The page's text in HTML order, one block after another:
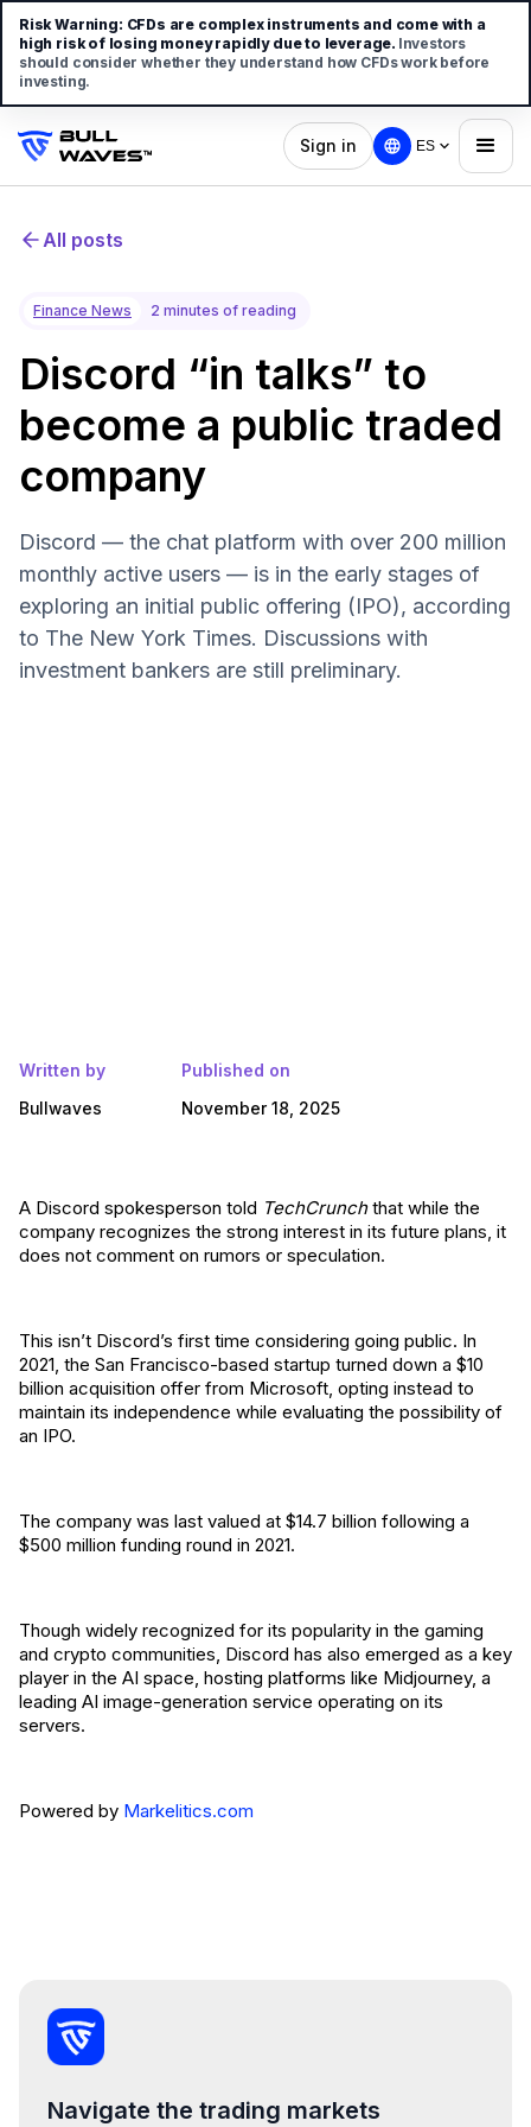
Sign in ES
All posts
Finance News 2 minutes of reading
Discord “in talks” to
become a public traded
company
Discord — the chat platform with over 200 million
monthly active users — is in the early stages of
exploring an initial public offering (IPO), according
to The New York Times. Discussions with
investment bankers are still preliminary.
Written by
Bullwaves
Published on
November 18, 2025
A Discord spokesperson told TechCrunchthat while the
company recognizes the strong interest in its future plans, it
does not comment on rumors or speculation.
This isn’t Discord’s first time considering going public. In
2021, the San Francisco-based startup turned down a $10
billion acquisition offer from Microsoft, opting instead to
maintain its independence while evaluating the possibility of
an IPO.
The company was last valued at $14.7 billion following a
$500 million funding round in 2021.
Though widely recognized for its popularity in the gaming
and crypto communities, Discord has also emerged as a key
player in the AI space, hosting platforms like Midjourney, a
leading AI image-generation service operating on its
servers.
Powered by Markelitics.com
Navigate the trading markets
Risk Warning: CFDs are complex instruments and come with a
high risk of losing money rapidly due to leverage. Investors
should consider whether they understand how CFDs work before
investing.